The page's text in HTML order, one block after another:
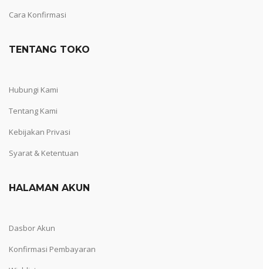
Cara Konfirmasi
TENTANG TOKO
Hubungi Kami
Tentang Kami
Kebijakan Privasi
Syarat & Ketentuan
HALAMAN AKUN
Dasbor Akun
Konfirmasi Pembayaran